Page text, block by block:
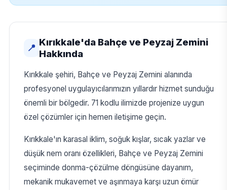
📍
Kırıkkale'da Bahçe ve Peyzaj Zemini
Hakkında
Kırıkkale şehiri, Bahçe ve Peyzaj Zemini alanında
profesyonel uygulayıcılarımızın yıllardır hizmet sunduğu
önemli bir bölgedir. 71 kodlu ilimizde projenize uygun
özel çözümler için hemen iletişime geçin.
Kırıkkale'ın karasal iklim, soğuk kışlar, sıcak yazlar ve
düşük nem oranı özellikleri, Bahçe ve Peyzaj Zemini
seçiminde donma-çözülme döngüsüne dayanım,
mekanik mukavemet ve aşınmaya karşı uzun ömür